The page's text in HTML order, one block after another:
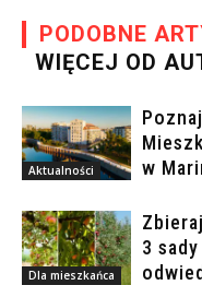
PODOBNE
WIĘCEJ OD
Aktualności
w
Dla mieszkańca
3